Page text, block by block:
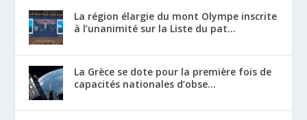
La région élargie du mont Olympe inscrite
à l’unanimité sur la Liste du pat...
La Grèce se dote pour la première fois de
capacités nationales d’obse...